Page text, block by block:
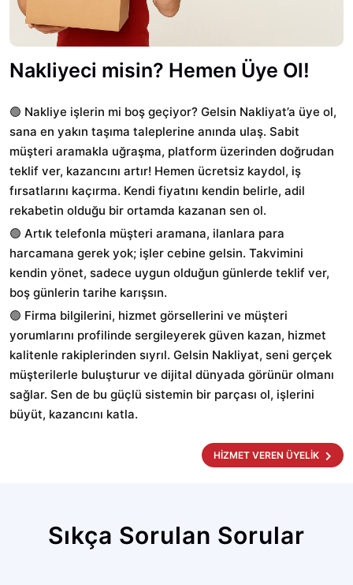
Nakliyeci misin? Hemen Üye Ol!
🟢 Nakliye işlerin mi boş geçiyor? Gelsin Nakliyat’a üye ol,
sana en yakın taşıma taleplerine anında ulaş. Sabit
müşteri aramakla uğraşma, platform üzerinden doğrudan
teklif ver, kazancını artır! Hemen ücretsiz kaydol, iş
fırsatlarını kaçırma. Kendi fiyatını kendin belirle, adil
rekabetin olduğu bir ortamda kazanan sen ol.
🟢 Artık telefonla müşteri aramana, ilanlara para
harcamana gerek yok; işler cebine gelsin. Takvimini
kendin yönet, sadece uygun olduğun günlerde teklif ver,
boş günlerin tarihe karışsın.
🟢 Firma bilgilerini, hizmet görsellerini ve müşteri
yorumlarını profilinde sergileyerek güven kazan, hizmet
kalitenle rakiplerinden sıyrıl. Gelsin Nakliyat, seni gerçek
müşterilerle buluşturur ve dijital dünyada görünür olmanı
sağlar. Sen de bu güçlü sistemin bir parçası ol, işlerini
büyüt, kazancını katla.
HİZMET VEREN ÜYELİK
Sıkça Sorulan Sorular